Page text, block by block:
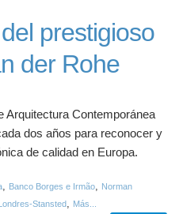
prestigioso
der Rohe
Arquitectura Contemporánea
dos años para reconocer y
de calidad en Europa.
Banco Borges e Irmão
Norman
Stansted Más...